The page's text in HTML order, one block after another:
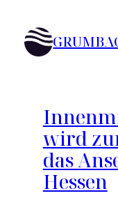
Inhalt
springen
wird
das
Hessen